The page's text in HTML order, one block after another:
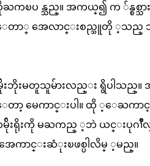
ပ န္သည္။ အကယ္၍ က ်န္စစ္သာ
ေတာ္ အေလာင္းစည္သူတို ့သည္ ဘ
ဘိုးမတူသူမ်ားလည္း ရွိပါသည္
ေတာ့ မေကာင္းပါ။ ထို ့ေႀက
ဘမ်ိုးရိုးကို မႀကည္ ့ဘဲ ယင္းပုဂ
ကာင္းဆံုးၿဖစ္ပါလိမ္ ့မည္။